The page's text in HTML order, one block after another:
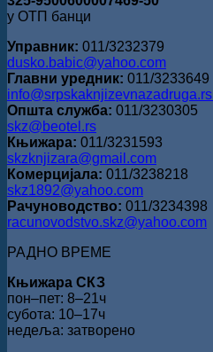
у ОТП банци
Управник: 011/3232379
dusko.babic@yahoo.com
Главни уредник: 011/3233649
info@srpskaknjizevnazadruga.rs
Општа служба: 011/3230305
skz@beotel.rs
Књижара: 011/3231593
skzknjizara@gmail.com
Комерцијала: 011/3238218
skz1892@yahoo.com
Рачуноводство: 011/3234398
racunovodstvo.skz@yahoo.com
РАДНО ВРЕМЕ
Књижара СКЗ
пон‒пет: 8‒21ч
субота: 10‒17ч
недеља: затворено